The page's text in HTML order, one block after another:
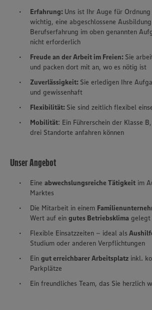
Erfahrung: Uns ist Ihr Auge für
wichtig, eine abgeschlossene
Berufserfahrung im oben genannten
nicht erforderlich
Freude an der Arbeit im Freien: Sie
und packen dort mit an, wo es nötig ist
Zuverlässigkeit: Sie erledigen Ihre
und gewissenhaft
Flexibilität: Sie sind zeitlich flexibel
Mobilität: Ein Führerschein der Klasse
drei Standorte anfahren können
Unser Angebot
Eine abwechslungsreiche Tätigkeit im
Marktes
Die Mitarbeit in einem
Wert auf ein gutes Betriebs­klima
Flexible Einsatzzeiten – ideal als
Studium oder anderen Verpflichtungen
Ein gut erreichbarer Arbeitsplatz inkl.
Parkplätze
Ein freundliches Team, das Sie herzlich